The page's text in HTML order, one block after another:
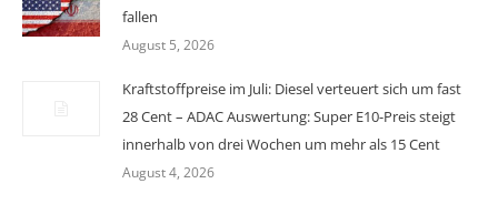
fallen
August 5, 2026
Kraftstoffpreise im Juli: Diesel verteuert sich um fast
28 Cent – ADAC Auswertung: Super E10-Preis steigt
innerhalb von drei Wochen um mehr als 15 Cent
August 4, 2026